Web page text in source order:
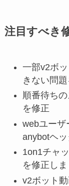
注目すべき
一部v2ボ
きない問
順番待ち
を修正
webユーザ
anybotヘ
1on1チャ
を修正し
v2ボット